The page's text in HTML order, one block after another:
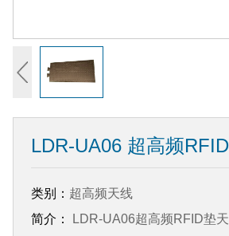
LDR-UA06 超高频
类别： 超高频天线
简介：
LDR-UA06超高频RFID垫